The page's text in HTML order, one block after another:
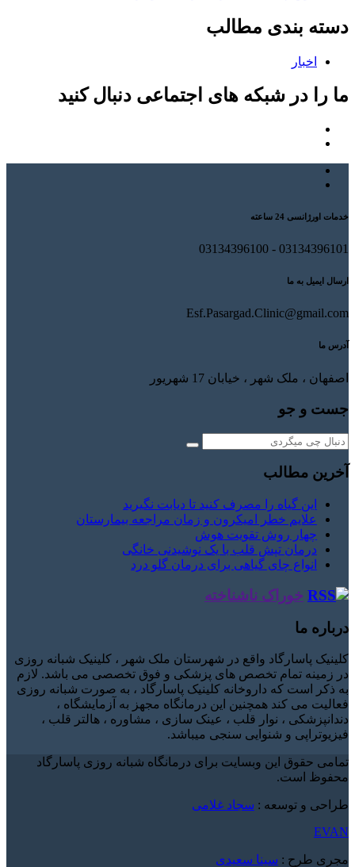
دسته بندی مطالب
اخبار
ما را در شبکه های اجتماعی دنبال کنید
خدمات اورژانسی 24 ساعته
03134396101 - 03134396100
ارسال ایمیل به ما
Esf.Pasargad.Clinic@gmail.com
آدرس ما
اصفهان ، ملک شهر ، خیابان 17 شهریور
جست و جو
آخرین مطالب
این گیاه را مصرف کنید تا دیابت نگیرید
علایم خطر امیکرون و زمان مراجعه بیمارستان
چهار روش تقویت هوش
درمان تپش قلب با یک نوشیدنی خانگی
انواع چای گیاهی برای درمان گلو درد
خوراک ناشناخته
درباره ما
کلینیک پاسارگاد واقع در شهرستان ملک شهر ، کلینیک شبانه روزی
در زمینه تمام تخصص های پزشکی و فوق تخصصی می باشد. لازم
به ذکر است که داروخانه کلینیک پاسارگاد ، به صورت شبانه روزی
فعالیت می کند همچنین این درمانگاه مجهز به آزمایشگاه ،
دندانپزشکی ، نوار قلب ، عینک سازی ، مشاوره ، هالتر قلب ،
فیزیوتراپی و شنوایی سنجی میباشد.
تمامی حقوق این وبسایت برای درمانگاه شبانه روزی پاسارگاد
محفوظ است.
طراحی و توسعه : سجاد غلامی
EVAN
مجری طرح : سینا سعیدی